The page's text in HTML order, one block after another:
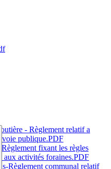
- Règlement relatif a
voie publique.PDF
fixant les règles
aux activités foraines.PDF
Règlement communal relatif